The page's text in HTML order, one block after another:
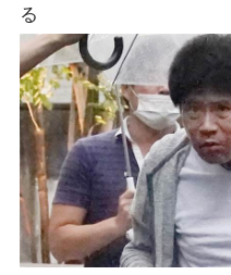
る